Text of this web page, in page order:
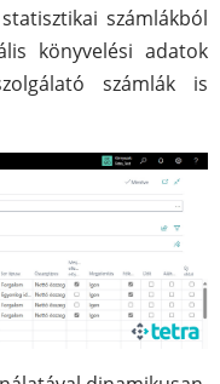
számlákból
könyvelési adatok
számlák is